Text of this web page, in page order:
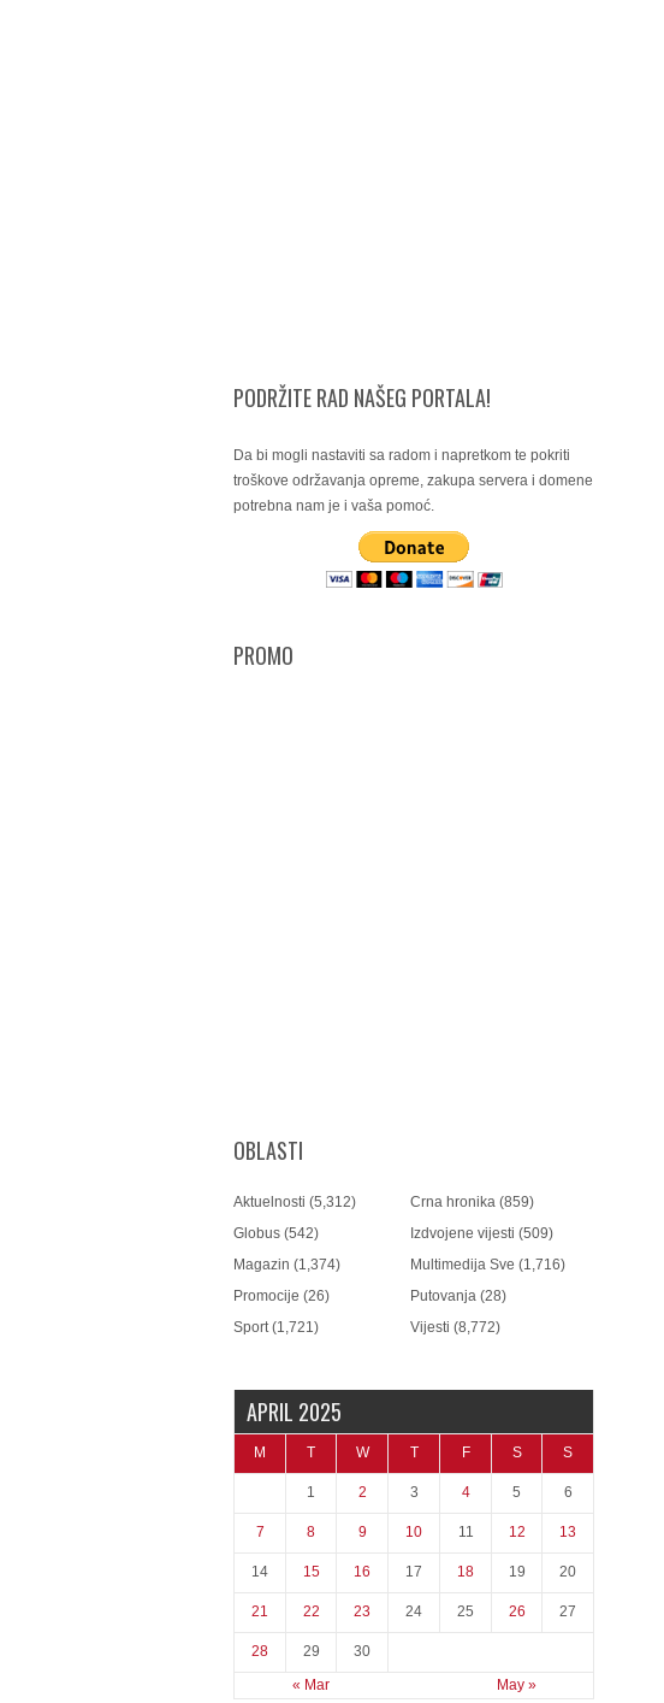
PODRŽITE RAD NAŠEG PORTALA!
Da bi mogli nastaviti sa radom i napretkom te pokriti
troškove održavanja opreme, zakupa servera i domene
potrebna nam je i vaša pomoć.
PROMO
OBLASTI
Aktuelnosti (5,312) Crna hronika (859)
Globus (542) Izdvojene vijesti (509)
Magazin (1,374) Multimedija Sve (1,716)
Promocije (26) Putovanja (28)
Sport(1,721) Vijesti (8,772)
APRIL 2025
M T W T F S S
« Mar May »
1 2 3 4 5 6
7 8 9 10 11 12 13
14 15 16 17 18 19 20
21 22 23 24 25 26 27
28 29 30